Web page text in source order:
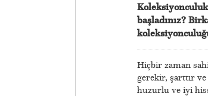
başladınız?
Hiçbir zaman
gerekir, şarttır
huzurlu ve iyi